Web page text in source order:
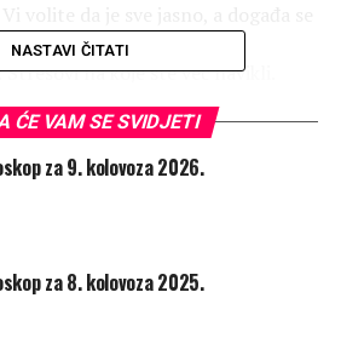
Stresovi na koje ste već navikli.
– Dnevni horoskop za
nadmudrivanja između vas i
ćete vi biti ona luđa strana.
čim prije sve što treba i s radošću
dokolici.
Mala živciranja.
NASTAVI ČITATI
ĆE VAM SE SVIDJETI
za 9. kolovoza 2026.
za 8. kolovoza 2025.